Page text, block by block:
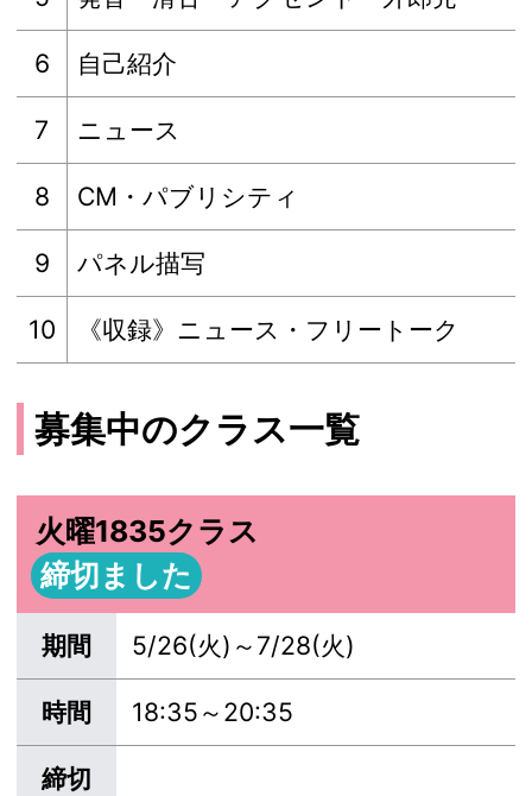
6 自己紹介
7 ニュース
8 CM・パブリシティ
9 パネル描写
10 《収録》ニュース・フリートーク
募集中のクラス一覧
火曜1835クラス
締切ました
期間 5/26(火)～7/28(火)
時間 18:35～20:35
締切